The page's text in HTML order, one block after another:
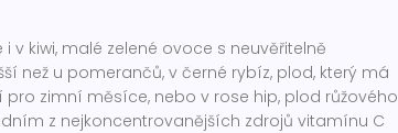
i v kiwi, malé zelené ovoce s neuvěřitelně
než u pomerančů, v černé rybíz, plod, který má
pro zimní měsíce, nebo v rose hip, plod růžového
z nejkoncentrovanějších zdrojů vitamínu C